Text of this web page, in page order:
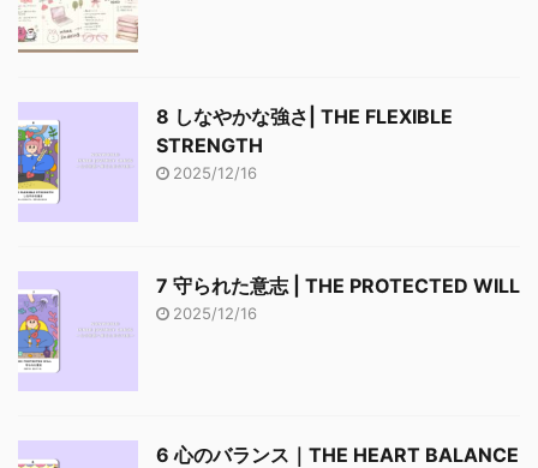
8 しなやかな強さ| THE FLEXIBLE
STRENGTH
2025/12/16
7 守られた意志 | THE PROTECTED WILL
2025/12/16
6 心のバランス｜THE HEART BALANCE